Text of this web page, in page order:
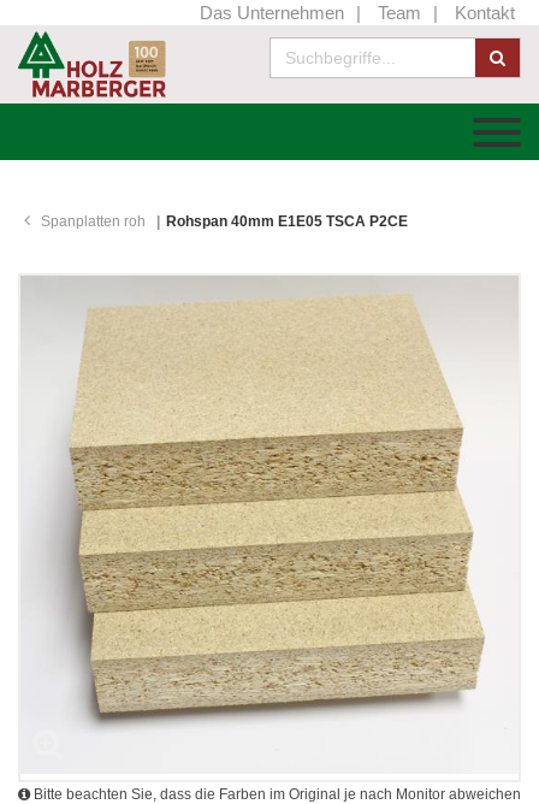
Das Unternehmen Team Kontakt
Spanplatten roh Rohspan 40mm E1E05 TSCA P2CE
Bitte beachten Sie, dass die Farben im Original je nach Monitor abweichen